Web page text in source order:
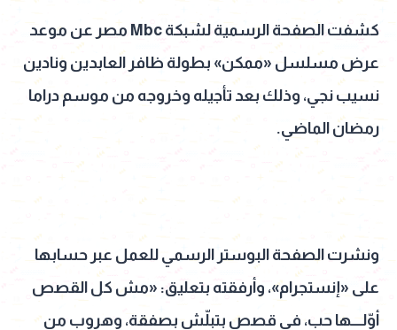
كشفت الصفحة الرسمية لشبكة Mbc مصر عن موعد
عرض مسلسل «ممكن» بطولة ظافر العابدين ونادين
نسيب نجي، وذلك بعد تأجيله وخروجه من موسم دراما
رمضان الماضي.
ونشرت الصفحة البوستر الرسمي للعمل عبر حسابها
على «إنستجرام»، وأرفقته بتعليق: «مش كل القصص
أوّلــــها حب، في قصص بتبلّش بصفقة، وهروب من